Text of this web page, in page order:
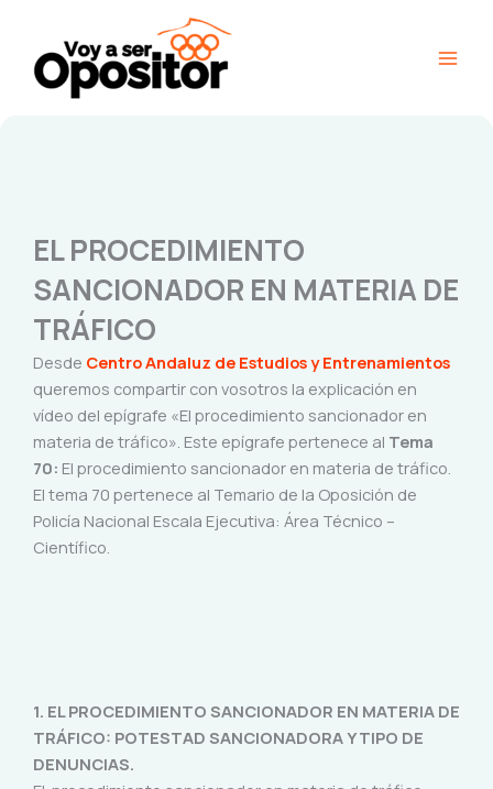
contenido
EL PROCEDIMIENTO
SANCIONADOR EN MATERIA DE
TRÁFICO
Desde Centro Andaluz de Estudios y Entrenamientos
queremos compartir con vosotros la explicación en
vídeo del epígrafe «El procedimiento sancionador en
materia de tráfico». Este epígrafe pertenece al Tema
70: El procedimiento sancionador en materia de tráfico.
El tema 70 pertenece al Temario de la Oposición de
Policía Nacional Escala Ejecutiva: Área Técnico –
Científico.
1. EL PROCEDIMIENTO SANCIONADOR EN MATERIA DE
TRÁFICO: POTESTAD SANCIONADORA Y TIPO DE
DENUNCIAS.